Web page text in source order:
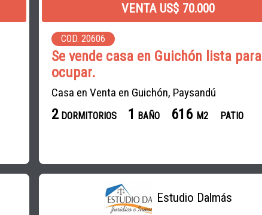
VENTA US$ 70.000
COD. 20606
Se vende casa en Guichón lista para
ocupar.
Casa en Venta en Guichón, Paysandú
2 DORMITORIOS 1 BAÑO 616 M2 PATIO
Estudio Dalmás